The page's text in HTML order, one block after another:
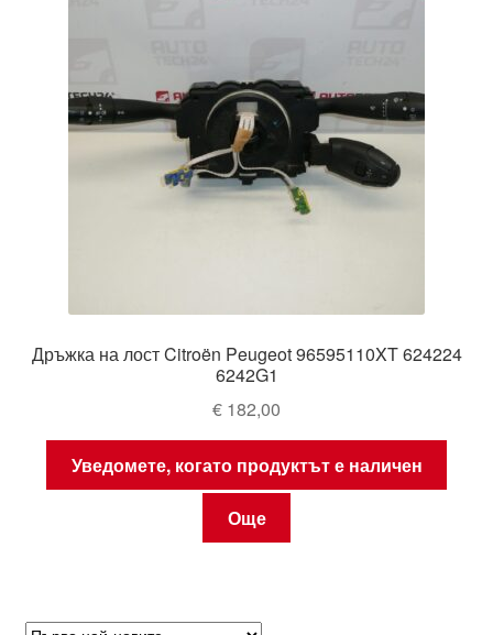
Дръжка на лост Citroën Peugeot 96595110XT 624224
6242G1
€ 182,00
Уведомете, когато продуктът е наличен
Още